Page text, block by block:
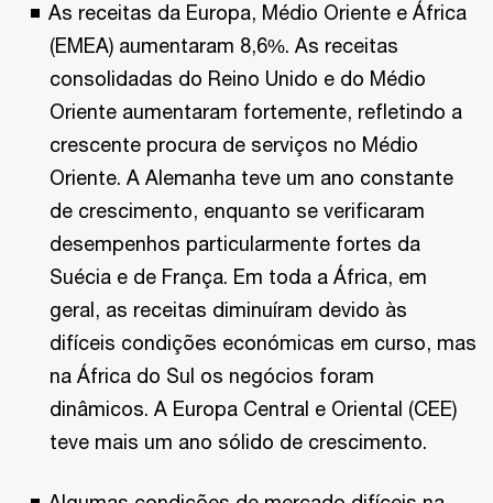
As receitas da Europa, Médio Oriente e África
(EMEA) aumentaram 8,6%. As receitas
consolidadas do Reino Unido e do Médio
Oriente aumentaram fortemente, refletindo a
crescente procura de serviços no Médio
Oriente. A Alemanha teve um ano constante
de crescimento, enquanto se verificaram
desempenhos particularmente fortes da
Suécia e de França. Em toda a África, em
geral, as receitas diminuíram devido às
difíceis condições económicas em curso, mas
na África do Sul os negócios foram
dinâmicos. A Europa Central e Oriental (CEE)
teve mais um ano sólido de crescimento.